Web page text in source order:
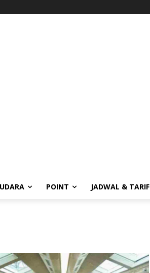
POINT JADWAL & TARIF